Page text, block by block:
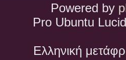
Powered by
Pro Ubuntu
Ελληνική